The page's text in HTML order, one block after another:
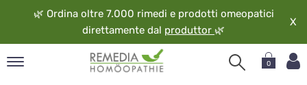
🌿 Ordina oltre 7.000 rimedi e prodotti omeopatici
direttamente dal produttor 🌿
X
0